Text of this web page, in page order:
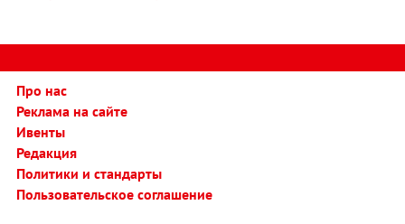
Про нас
Реклама на сайте
Ивенты
Редакция
Политики и стандарты
Пользовательское соглашение